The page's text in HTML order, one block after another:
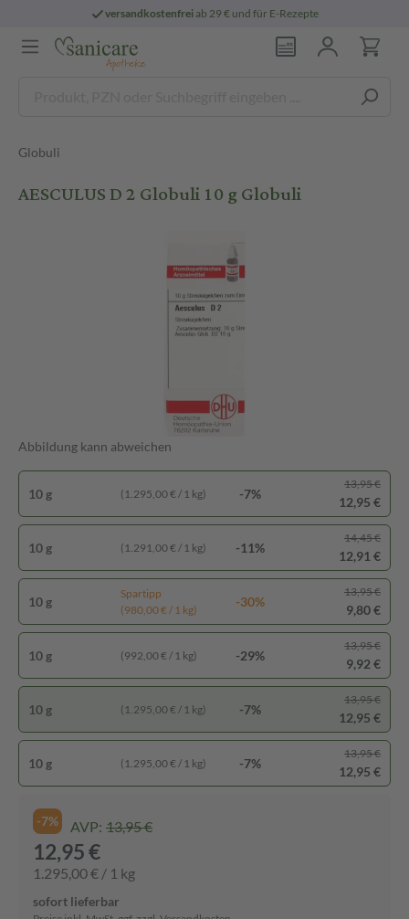
versandkostenfreiab 29 € und für E-Rezepte
Globuli
AESCULUS D 2 Globuli 10 g Globuli
Abbildung kann abweichen
10 g (1.295,00 € / 1 kg) -7%
13,95 €
12,95 €
10 g (1.291,00 € / 1 kg) -11%
14,45 €
12,91 €
10 g
Spartipp
(980,00 € / 1 kg)
-30%
13,95 €
9,80 €
10 g (992,00 € / 1 kg) -29%
13,95 €
9,92 €
10 g (1.295,00 € / 1 kg) -7%
13,95 €
12,95 €
10 g (1.295,00 € / 1 kg) -7%
13,95 €
12,95 €
-7% AVP: 13,95 €
12,95 €
1.295,00 € / 1 kg
sofort lieferbar